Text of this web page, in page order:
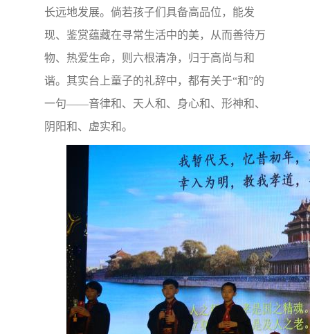
长远地发展。倘若孩子们具备高品位，能发
现、鉴赏蕴藏在寻常生活中的美，从而善待万
物、热爱生命，则六根清净，归于高尚与和
谐。其实台上童子的礼辞中，都有关于“和”的
一句——音律和、天人和、身心和、形神和、
阴阳和、虚实和。